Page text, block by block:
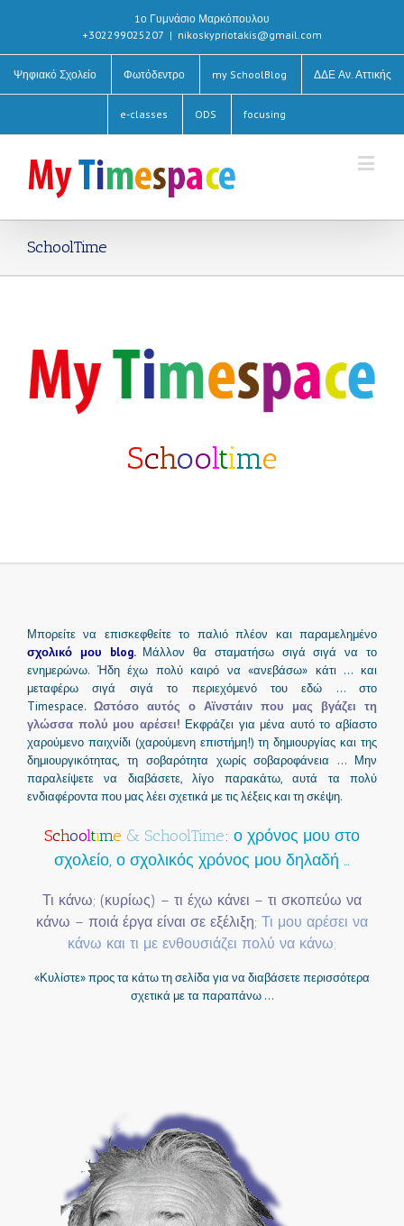
1ο Γυμνάσιο Μαρκόπουλου
+302299025207 | nikoskypriotakis@gmail.com
Ψηφιακό Σχολείο Φωτόδεντρο my SchoolBlog ΔΔΕ Αν. Αττικής
e-classes ODS focusing
SchoolTime
Schooltime
Μπορείτε να επισκεφθείτε το παλιό πλέον και παραμελημένο
σχολικό μου blog. Μάλλον θα σταματήσω σιγά σιγά να το
ενημερώνω. Ήδη έχω πολύ καιρό να «ανεβάσω» κάτι … και
μεταφέρω σιγά σιγά το περιεχόμενό του εδώ … στο
Timespace. Ωστόσο αυτός ο Αϊνστάιν που μας βγάζει τη
γλώσσα πολύ μου αρέσει! Εκφράζει για μένα αυτό το αβίαστο
χαρούμενο παιχνίδι (χαρούμενη επιστήμη!) τη δημιουργίας και της
δημιουργικότητας, τη σοβαρότητα χωρίς σοβαροφάνεια … Μην
παραλείψετε να διαβάσετε, λίγο παρακάτω, αυτά τα πολύ
ενδιαφέροντα που μας λέει σχετικά με τις λέξεις και τη σκέψη.
Schooltime & SchoolTime: ο χρόνος μου στο
σχολείο, ο σχολικός χρόνος μου δηλαδή …
Τι κάνω; (κυρίως) – τι έχω κάνει – τι σκοπεύω να
κάνω – ποιά έργα είναι σε εξέλιξη; Τι μου αρέσει να
κάνω και τι με ενθουσιάζει πολύ να κάνω;
«Κυλίστε» προς τα κάτω τη σελίδα για να διαβάσετε περισσότερα
σχετικά με τα παραπάνω …